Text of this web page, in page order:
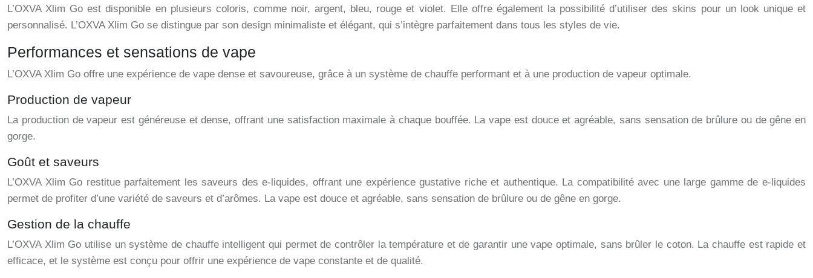
L’OXVA Xlim Go est disponible en plusieurs coloris, comme noir, argent, bleu, rouge et violet. Elle offre également la possibilité d’utiliser des skins pour un look unique et
personnalisé. L’OXVA Xlim Go se distingue par son design minimaliste et élégant, qui s’intègre parfaitement dans tous les styles de vie.
Performances et sensations de vape
L’OXVA Xlim Go offre une expérience de vape dense et savoureuse, grâce à un système de chauffe performant et à une production de vapeur optimale.
Production de vapeur
La production de vapeur est généreuse et dense, offrant une satisfaction maximale à chaque bouffée. La vape est douce et agréable, sans sensation de brûlure ou de gêne en
gorge.
Goût et saveurs
L’OXVA Xlim Go restitue parfaitement les saveurs des e-liquides, offrant une expérience gustative riche et authentique. La compatibilité avec une large gamme de e-liquides
permet de profiter d’une variété de saveurs et d’arômes. La vape est douce et agréable, sans sensation de brûlure ou de gêne en gorge.
Gestion de la chauffe
L’OXVA Xlim Go utilise un système de chauffe intelligent qui permet de contrôler la température et de garantir une vape optimale, sans brûler le coton. La chauffe est rapide et
efficace, et le système est conçu pour offrir une expérience de vape constante et de qualité.